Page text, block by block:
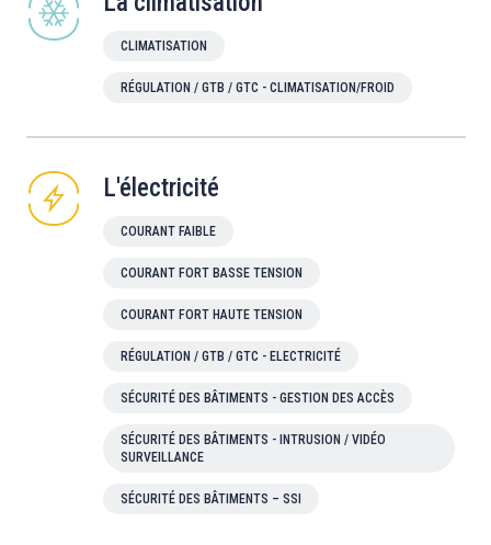
CLIMATISATION
RÉGULATION / GTB / GTC - CLIMATISATION/FROID
L'électricité
COURANT FAIBLE
COURANT FORT BASSE TENSION
COURANT FORT HAUTE TENSION
RÉGULATION / GTB / GTC - ELECTRICITÉ
SÉCURITÉ DES BÂTIMENTS - GESTION DES ACCÈS
SÉCURITÉ DES BÂTIMENTS - INTRUSION / VIDÉO
SURVEILLANCE
SÉCURITÉ DES BÂTIMENTS – SSI